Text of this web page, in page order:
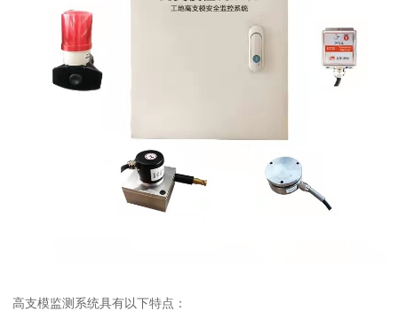
高支模监测系统具有以下特点：